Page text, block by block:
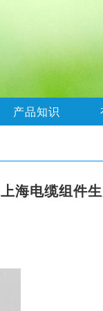
产品知识
上海电缆组件